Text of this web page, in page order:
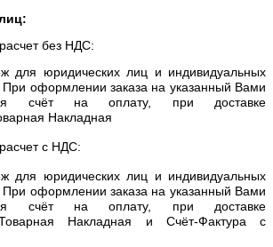
без НДС:
для юридических лиц и индивидуальных
оформлении заказа на указанный Вами
счёт на оплату, при доставке
Накладная
с НДС:
для юридических лиц и индивидуальных
оформлении заказа на указанный Вами
счёт на оплату, при доставке
Товарная Накладная и Счёт-Фактура с